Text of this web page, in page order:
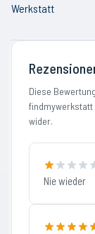
Werkstatt
Diese
findmywerkstatt
wider.
Nie wieder